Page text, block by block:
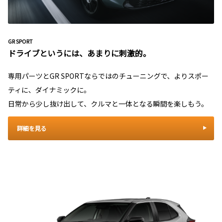
GR SPORT
ドライブというには、あまりに刺激的。
専用パーツとGR SPORTならではのチューニングで、よりスポー
ティに、ダイナミックに。
日常から少し抜け出して、クルマと一体となる瞬間を楽しもう。
詳細を見る